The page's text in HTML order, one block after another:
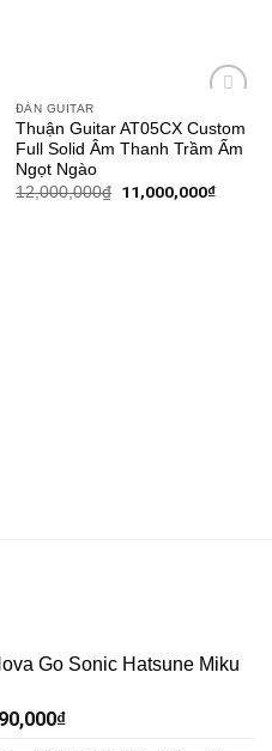
wishlist
ĐÀN GUITAR
Thuận Guitar AT05CX Custom
Full Solid Âm Thanh Trầm Ấm
Ngọt Ngào
12,000,000₫ 11,000,000₫
Go Sonic Hatsune Miku
₫